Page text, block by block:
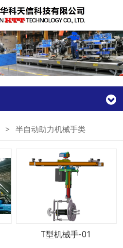
> 半自动助力机械手类
T型机械手-01